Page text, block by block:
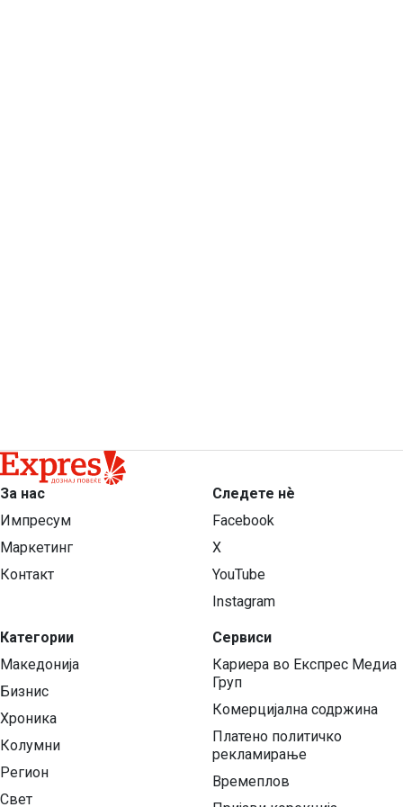
За нас
Импресум
Маркетинг
Контакт
Категории
Македонија
Бизнис
Хроника
Колумни
Регион
Свет
Следете нѐ
Facebook
X
YouTube
Instagram
Сервиси
Кариера во Експрес Медиа
Груп
Комерцијална содржина
Платено политичко
рекламирање
Времеплов